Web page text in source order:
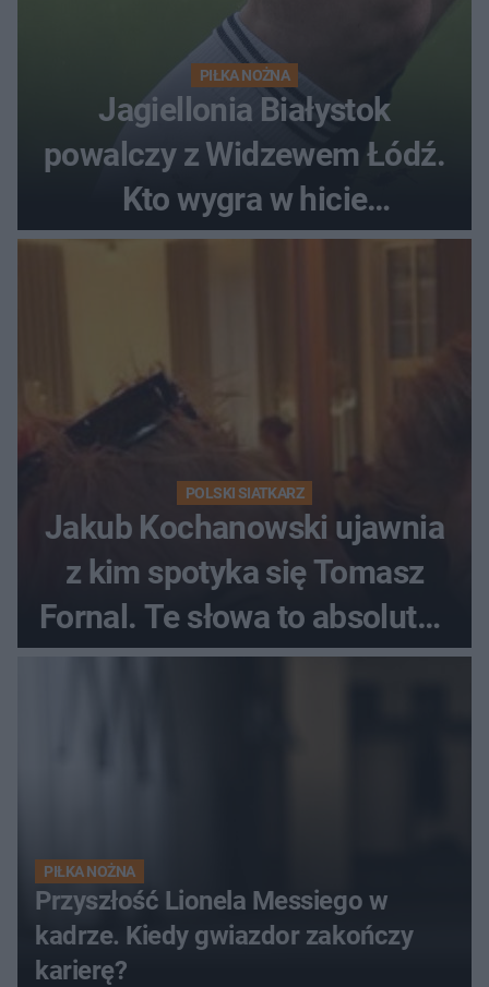
PIŁKA NOŻNA
Jagiellonia Białystok
powalczy z Widzewem Łódź.
Kto wygra w hicie
Ekstraklasy?
POLSKI SIATKARZ
Jakub Kochanowski ujawnia
z kim spotyka się Tomasz
Fornal. Te słowa to absolutny
hit
PIŁKA NOŻNA
Przyszłość Lionela Messiego w
kadrze. Kiedy gwiazdor zakończy
karierę?